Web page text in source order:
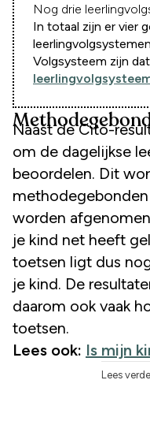
Nog drie
In totaal zijn er vier
Volgsysteem zijn
Naast de Cito-
om de dagelijkse
beoordelen. Dit
worden
je kind net heeft
toetsen ligt dus
je kind. De
daarom ook vaak
toetsen.
Lees ook: Is mijn
Lees